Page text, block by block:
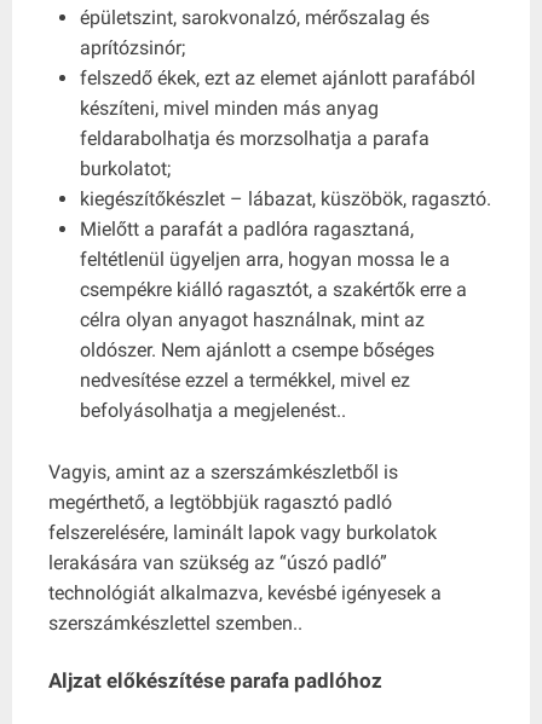
épületszint, sarokvonalzó, mérőszalag és
aprítózsinór;
felszedő ékek, ezt az elemet ajánlott parafából
készíteni, mivel minden más anyag
feldarabolhatja és morzsolhatja a parafa
burkolatot;
kiegészítőkészlet – lábazat, küszöbök, ragasztó.
Mielőtt a parafát a padlóra ragasztaná,
feltétlenül ügyeljen arra, hogyan mossa le a
csempékre kiálló ragasztót, a szakértők erre a
célra olyan anyagot használnak, mint az
oldószer. Nem ajánlott a csempe bőséges
nedvesítése ezzel a termékkel, mivel ez
befolyásolhatja a megjelenést..
Vagyis, amint az a szerszámkészletből is
megérthető, a legtöbbjük ragasztó padló
felszerelésére, laminált lapok vagy burkolatok
lerakására van szükség az “úszó padló”
technológiát alkalmazva, kevésbé igényesek a
szerszámkészlettel szemben..
Aljzat előkészítése parafa padlóhoz